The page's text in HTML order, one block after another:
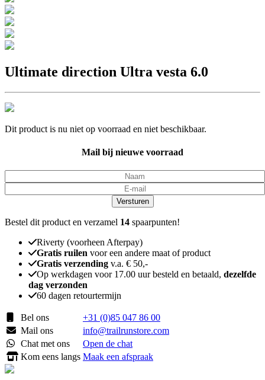
Ultimate direction Ultra vesta 6.0
Dit product is nu niet op voorraad en niet beschikbaar.
Mail bij nieuwe voorraad
Versturen
Bestel dit product en verzamel 14 spaarpunten!
Riverty (voorheen Afterpay)
Gratis ruilen voor een andere maat of product
Gratis verzending v.a. € 50,-
Op werkdagen voor 17.00 uur besteld en betaald, dezelfde
dag verzonden
60 dagen retourtermijn
Bel ons
+31 (0)85 047 86 00
Mail ons
info@trailrunstore.com
Chat met ons
Open de chat
Kom eens langs Maak een afspraak